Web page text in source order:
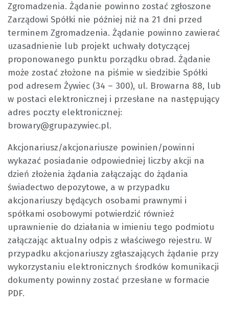
Zgromadzenia. Żądanie powinno zostać zgłoszone
Zarządowi Spółki nie później niż na 21 dni przed
terminem Zgromadzenia. Żądanie powinno zawierać
uzasadnienie lub projekt uchwały dotyczącej
proponowanego punktu porządku obrad. Żądanie
może zostać złożone na piśmie w siedzibie Spółki
pod adresem Żywiec (34 – 300), ul. Browarna 88, lub
w postaci elektronicznej i przesłane na następujący
adres poczty elektronicznej:
browary@grupazywiec.pl.
Akcjonariusz/akcjonariusze powinien/powinni
wykazać posiadanie odpowiedniej liczby akcji na
dzień złożenia żądania załączając do żądania
świadectwo depozytowe, a w przypadku
akcjonariuszy będących osobami prawnymi i
spółkami osobowymi potwierdzić również
uprawnienie do działania w imieniu tego podmiotu
załączając aktualny odpis z właściwego rejestru. W
przypadku akcjonariuszy zgłaszających żądanie przy
wykorzystaniu elektronicznych środków komunikacji
dokumenty powinny zostać przesłane w formacie
PDF.